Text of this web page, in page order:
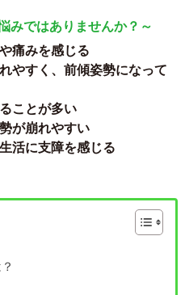
みではありませんか？～
痛みを感じる
やすく、前傾姿勢になって
ことが多い
が崩れやすい
活に支障を感じる